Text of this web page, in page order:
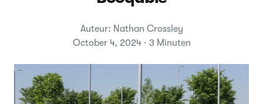
Auteur: Nathan Crossley
October 4, 2024 · 3 Minuten